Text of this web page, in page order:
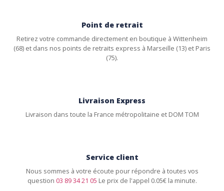
Point de retrait
Retirez votre commande directement en boutique à Wittenheim
(68) et dans nos points de retraits express à Marseille (13) et Paris
(75).
Livraison Express
Livraison dans toute la France métropolitaine et DOM TOM
Service client
Nous sommes à votre écoute pour répondre à toutes vos
question 03 89 34 21 05 Le prix de l'appel 0.05€ la minute.